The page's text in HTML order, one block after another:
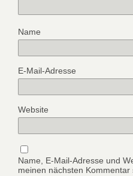
Name
E-Mail-Adresse
Website
Name, E-Mail-Adresse und
meinen nächsten Kommentar